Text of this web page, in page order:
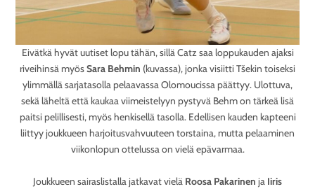
Eivätkä hyvät uutiset lopu tähän, sillä Catz saa loppukauden ajaksi
riveihinsä myösSara Behmin (kuvassa), jonka visiitti Tšekin toiseksi
ylimmällä sarjatasolla pelaavassa Olomoucissa päättyy. Ulottuva,
sekä läheltä että kaukaa viimeistelyyn pystyvä Behm on tärkeä lisä
paitsi pelillisesti, myös henkisellä tasolla. Edellisen kauden kapteeni
liittyy joukkueen harjoitusvahvuuteen torstaina, mutta pelaaminen
viikonlopun ottelussa on vielä epävarmaa.
Joukkueen sairaslistalla jatkavat vielä Roosa Pakarinen ja Iiris